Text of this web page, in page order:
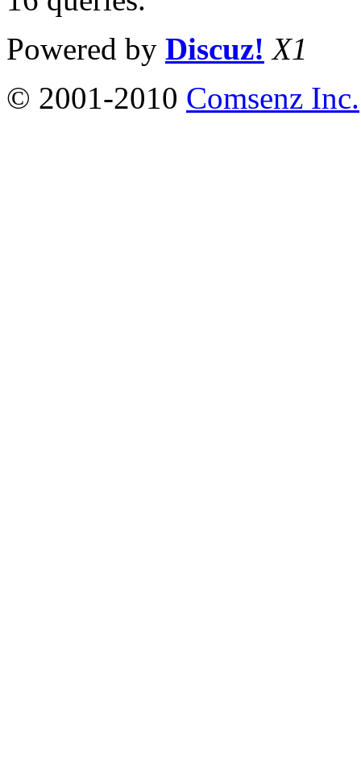
Powered by Discuz! X1
© 2001-2010 Comsenz Inc.